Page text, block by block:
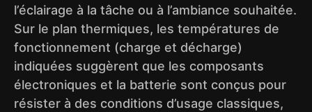
l’éclairage à la tâche ou à l’ambiance souhaitée.
Sur le plan thermiques, les températures de
fonctionnement (charge et décharge)
indiquées suggèrent que les composants
électroniques et la batterie sont conçus pour
résister à des conditions d’usage classiques,